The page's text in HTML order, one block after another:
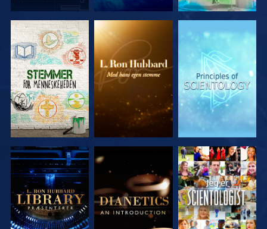
UDFORSK
SERIEN
UDFORSK
SERIEN
UDFORSK
SERIEN
UDFORSK
SERIEN
UDFORSK
SERIEN
SE